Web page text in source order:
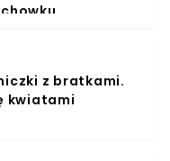
z bratkami.
kwiatami